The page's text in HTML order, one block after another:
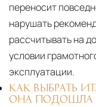
переносит
нарушать
рассчитывать на
условии
эксплуатации.
КАК ВЫБРАТЬ
ОНА ПОДОШЛА